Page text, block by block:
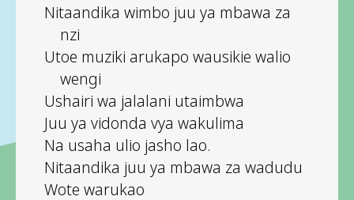
Nitaandika wimbo juu ya mbawa za
nzi
Utoe muziki arukapo wausikie walio
wengi
Ushairi wa jalalani utaimbwa
Juu ya vidonda vya wakulima
Na usaha ulio jasho lao.
Nitaandika juu ya mbawa za wadudu
Wote warukao